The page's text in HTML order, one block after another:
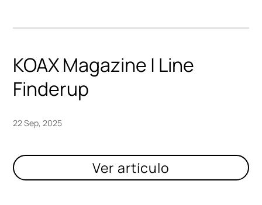
KOAX Magazine | Line
Finderup
22 Sep, 2025